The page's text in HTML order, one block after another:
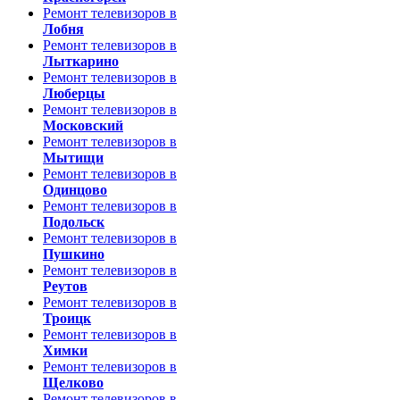
Ремонт телевизоров в
Лобня
Ремонт телевизоров в
Лыткарино
Ремонт телевизоров в
Люберцы
Ремонт телевизоров в
Московский
Ремонт телевизоров в
Мытищи
Ремонт телевизоров в
Одинцово
Ремонт телевизоров в
Подольск
Ремонт телевизоров в
Пушкино
Ремонт телевизоров в
Реутов
Ремонт телевизоров в
Троицк
Ремонт телевизоров в
Химки
Ремонт телевизоров в
Щелково